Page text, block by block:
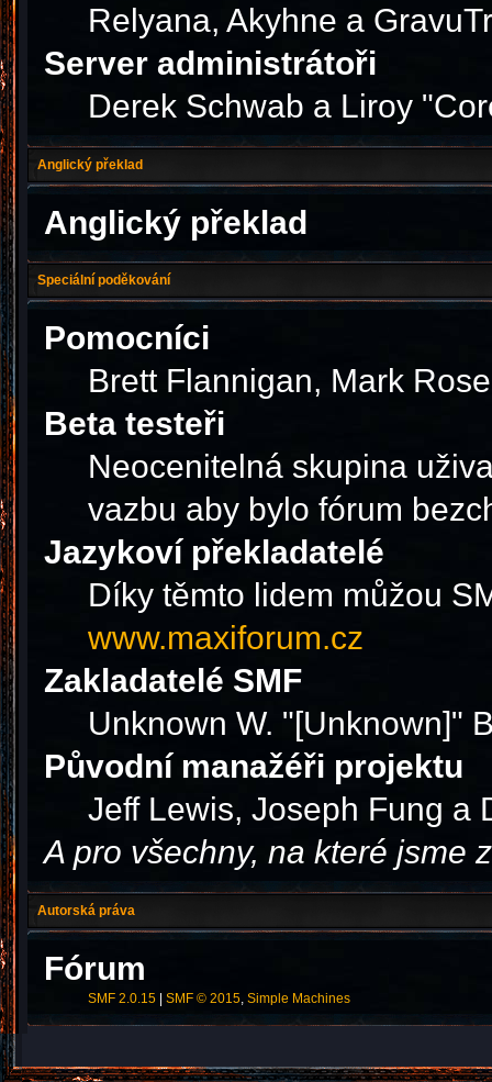
Relyana, Akyhne a
Server administrátoři
Derek Schwab a Liroy
Anglický překlad
Anglický překlad
Speciální poděkování
Pomocníci
Brett Flannigan, Mark
Beta testeři
Neocenitelná skupina
vazbu aby bylo fórum
Jazykoví překladatelé
Díky těmto lidem můžou
www.maxiforum.cz
Zakladatelé SMF
Unknown W. "[Unknown]"
Původní manažéři projektu
Jeff Lewis, Joseph Fung a
A pro všechny, na které jsme
Autorská práva
Fórum
SMF 2.0.15| SMF © 2015, Simple Machines